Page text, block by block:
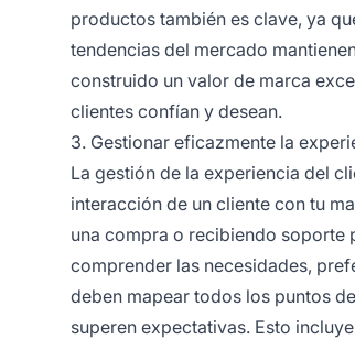
productos también es clave, ya
tendencias del mercado
construido un valor de marca
clientes confían y desean.
3. Gestionar eficazmente la
La gestión de la experiencia del
interacción de un cliente con tu
una compra o recibiendo soporte
comprender las necesidades,
deben mapear todos los puntos
superen expectativas. Esto